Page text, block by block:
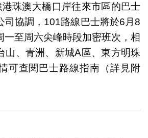
珠澳大橋口岸往來市區的巴士
司協調，101路線巴士將於6月8
一至周六尖峰時段加密班次，相
山、青洲、新城A區、東方明珠
可查閱巴士路線指南（詳見附